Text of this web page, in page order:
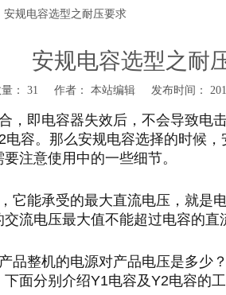
安规电容选型之耐压要求
安规电容选型之耐
： 31 作者： 本站编辑 发布时间：
，即电容器失效后，不会导致电
电容。那么安规电容选择的时候
注意使用中的一些细节。
它能承受的最大直流电压，就是
流电压最大值不能超过电容的直
品整机的电源对产品电压是多少？
面分别介绍Y1电容及Y2电容的